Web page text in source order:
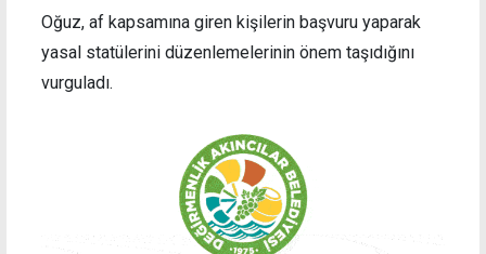
Oğuz, af kapsamına giren kişilerin başvuru yaparak
yasal statülerini düzenlemelerinin önem taşıdığını
vurguladı.